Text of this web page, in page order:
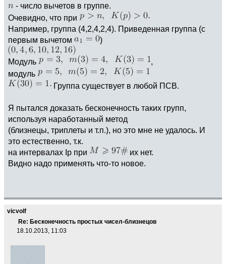
- число вычетов в группе.
Очевидно, что при
Например, группа (4,2,4,2,4). Приведенная группа (с
первым вычетом
)
Модуль
,
модуль
Группа существует в любой ПСВ.
Я пытался доказать бесконечность таких групп,
используя наработанный метод
(близнецы, триплеты и т.п.), но это мне не удалось. И
это естественно, т.к.
на интервалах Ip при
их нет.
Видно надо применять что-то новое.
vicvolf
Re: Бесконечность простых чисел-близнецов
18.10.2013, 11:03